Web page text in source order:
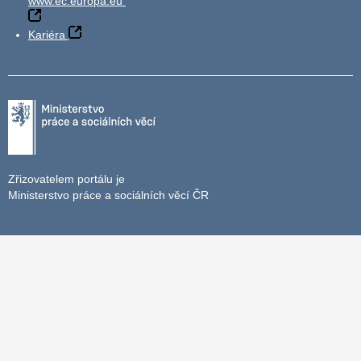
Kariéra
Zřizovatelem portálu je
Ministerstvo práce a sociálních věcí ČR